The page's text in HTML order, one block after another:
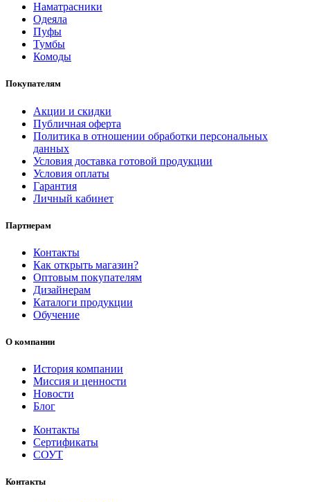
Наматрасники
Одеяла
Пуфы
Тумбы
Комоды
Покупателям
Акции и скидки
Публичная оферта
Политика в отношении обработки персональных
данных
Условия доставка готовой продукции
Условия оплаты
Гарантия
Личный кабинет
Партнерам
Контакты
Как открыть магазин?
Оптовым покупателям
Дизайнерам
Каталоги продукции
Обучение
О компании
История компании
Миссия и ценности
Новости
Блог
Контакты
Сертификаты
СОУТ
Контакты